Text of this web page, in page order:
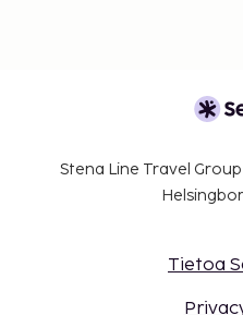
Stena Line Travel Group
Tietoa